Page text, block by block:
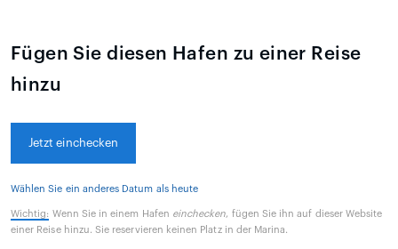
Fügen Sie diesen Hafen zu einer Reise
hinzu
Jetzt einchecken
Wählen Sie ein anderes Datum als heute
Wichtig: Wenn Sie in einem Hafen einchecken, fügen Sie ihn auf dieser Website
einer Reise hinzu. Sie reservieren keinen Platz in der Marina.